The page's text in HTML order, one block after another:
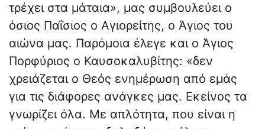
τρέχει στα μάταια», μας συμβουλεύει ο
όσιος Παΐσιος ο Αγιορείτης, ο Άγιος του
αιώνα μας. Παρόμοια έλεγε και ο Άγιος
Πορφύριος ο Καυσοκαλυβίτης: «δεν
χρειάζεται ο Θεός ενημέρωση από εμάς
για τις διάφορες ανάγκες μας. Εκείνος τα
γνωρίζει όλα. Με απλότητα, που είναι η